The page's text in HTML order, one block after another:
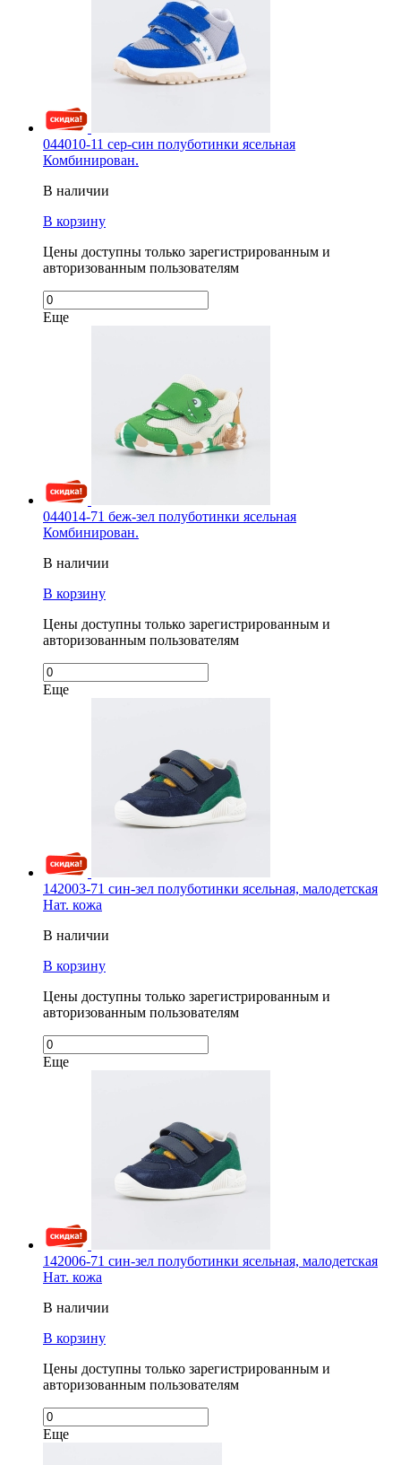
044010-11 сер-син полуботинки ясельная
Комбинирован.
В наличии
В корзину
Цены доступны только зарегистрированным и
авторизованным пользователям
Еще
044014-71 беж-зел полуботинки ясельная
Комбинирован.
В наличии
В корзину
Цены доступны только зарегистрированным и
авторизованным пользователям
Еще
142003-71 син-зел полуботинки ясельная, малодетская
Нат. кожа
В наличии
В корзину
Цены доступны только зарегистрированным и
авторизованным пользователям
Еще
142006-71 син-зел полуботинки ясельная, малодетская
Нат. кожа
В наличии
В корзину
Цены доступны только зарегистрированным и
авторизованным пользователям
Еще